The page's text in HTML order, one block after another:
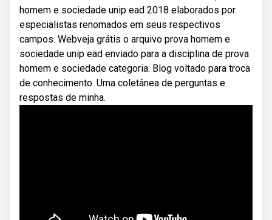
homem e sociedade unip ead 2018 elaborados por
especialistas renomados em seus respectivos
campos. Webveja grátis o arquivo prova homem e
sociedade unip ead enviado para a disciplina de prova
homem e sociedade categoria: Blog voltado para troca
de conhecimento. Uma coletânea de perguntas e
respostas de minha.